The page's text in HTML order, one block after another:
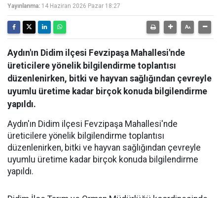
Yayınlanma: 14 Haziran 2026 Pazar 18:27
Aydın'ın Didim ilçesi Fevzipaşa Mahallesi'nde
üreticilere yönelik bilgilendirme toplantısı
düzenlenirken, bitki ve hayvan sağlığından çevreyle
uyumlu üretime kadar birçok konuda bilgilendirme
yapıldı.
Aydın'ın Didim ilçesi Fevzipaşa Mahallesi'nde
üreticilere yönelik bilgilendirme toplantısı
düzenlenirken, bitki ve hayvan sağlığından çevreyle
uyumlu üretime kadar birçok konuda bilgilendirme
yapıldı.